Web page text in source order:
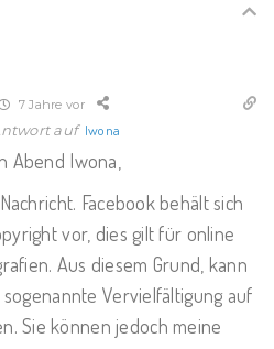
7 Jahre vor
auf Iwona
Abend Iwona,
Facebook behält sich
vor, dies gilt für online
Aus diesem Grund, kann
Vervielfältigung auf
Sie können jedoch meine